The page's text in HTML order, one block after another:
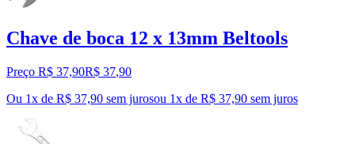
Chave de boca 12 x 13mm Beltools
Preço R$ 37,90R$ 37,90
Ou 1x de R$ 37,90 sem jurosou 1x de R$ 37,90 sem juros